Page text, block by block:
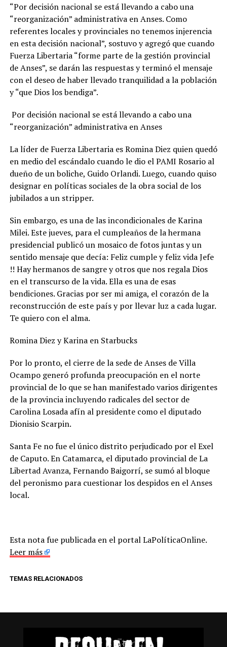
“Por decisión nacional se está llevando a cabo una
“reorganización” administrativa en Anses. Como
referentes locales y provinciales no tenemos injerencia
en esta decisión nacional”, sostuvo y agregó que cuando
Fuerza Libertaria “forme parte de la gestión provincial
de Anses”, se darán las respuestas y terminó el mensaje
con el deseo de haber llevado tranquilidad a la población
y “que Dios los bendiga”.
Por decisión nacional se está llevando a cabo una
“reorganización” administrativa en Anses
La líder de Fuerza Libertaria es Romina Diez quien quedó
en medio del escándalo cuando le dio el PAMI Rosario al
dueño de un boliche, Guido Orlandi. Luego, cuando quiso
designar en políticas sociales de la obra social de los
jubilados a un stripper.
Sin embargo, es una de las incondicionales de Karina
Milei. Este jueves, para el cumpleaños de la hermana
presidencial publicó un mosaico de fotos juntas y un
sentido mensaje que decía: Feliz cumple y feliz vida Jefe
!! Hay hermanos de sangre y otros que nos regala Dios
en el transcurso de la vida. Ella es una de esas
bendiciones. Gracias por ser mi amiga, el corazón de la
reconstrucción de este país y por llevar luz a cada lugar.
Te quiero con el alma.
Romina Diez y Karina en Starbucks
Por lo pronto, el cierre de la sede de Anses de Villa
Ocampo generó profunda preocupación en el norte
provincial de lo que se han manifestado varios dirigentes
de la provincia incluyendo radicales del sector de
Carolina Losada afín al presidente como el diputado
Dionisio Scarpin.
Santa Fe no fue el único distrito perjudicado por el Exel
de Caputo. En Catamarca, el diputado provincial de La
Libertad Avanza, Fernando Baigorrí, se sumó al bloque
del peronismo para cuestionar los despidos en el Anses
local.
Esta nota fue publicada en el portal LaPolíticaOnline.
Leer más
TEMAS RELACIONADOS